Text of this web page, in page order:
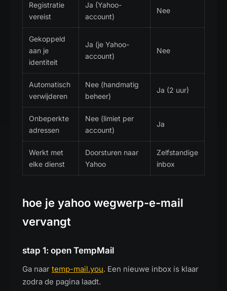
Registratie
vereist
Ja (Yahoo-
account)
Nee
Gekoppeld
aan je
identiteit
Ja (je Yahoo-
account)
Nee
Automatisch
verwijderen
Nee (handmatig
beheer)
Ja (2 uur)
Onbeperkte
adressen
Nee (limiet per
account)
Ja
Werkt met
elke dienst
Doorsturen naar
Yahoo
Zelfstandige
inbox
hoe je yahoo wegwerp-e-mail
vervangt
stap 1: open TempMail
Ga naar temp-mail.you. Een nieuwe inbox is klaar
zodra de pagina laadt.